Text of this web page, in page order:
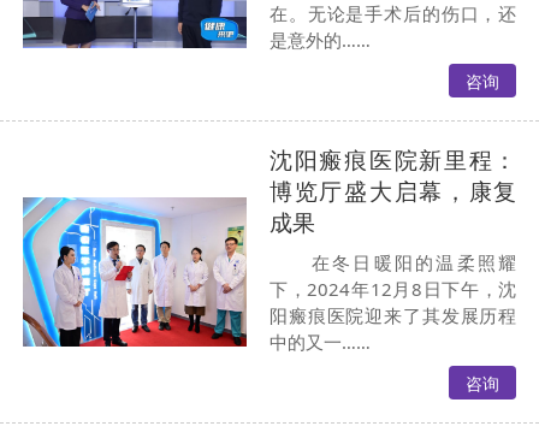
在。无论是手术后的伤口，还
是意外的……
咨询
沈阳瘢痕医院新里程：
博览厅盛大启幕，康复
成果
在冬日暖阳的温柔照耀
下，2024年12月8日下午，沈
阳瘢痕医院迎来了其发展历程
中的又一……
咨询